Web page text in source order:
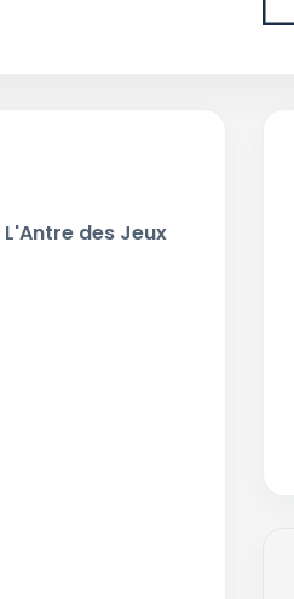
L'Antre des Jeux